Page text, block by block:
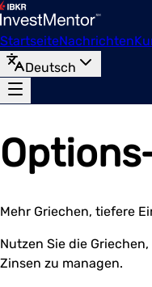
StartseiteNachrichten
Deutsch
Mehr Griechen, tiefere
Nutzen Sie die
Zinsen zu managen.